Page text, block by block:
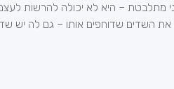
מתלבטת – היא לא יכולה להרשות
השדים שדוחפים אותו – גם לה יש